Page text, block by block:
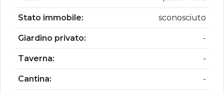
Stato immobile: sconosciuto
Giardino privato: -
Taverna: -
Cantina: -